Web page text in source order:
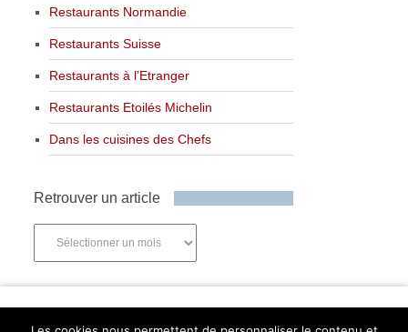
Restaurants Normandie
Restaurants Suisse
Restaurants à l’Etranger
Restaurants Etoilés Michelin
Dans les cuisines des Chefs
Retrouver un article